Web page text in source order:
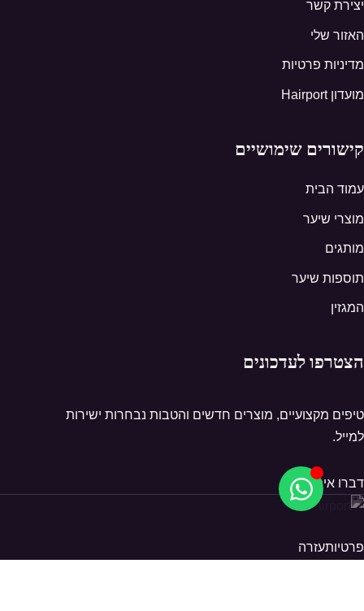
יצירת קשר
האזור שלי
מדיניות פרטיות
מועדון Hairport
קישורים שימושיים
עמוד הבית
מוצרי שיער
מותגים
תוספות שיער
המגזין
הצטרפו לעדכונים
טיפים מקצועיים, מוצרים חדשים והטבות נבחרות ישירות
למייל.
דברו איתנו
פרטיותעזרה